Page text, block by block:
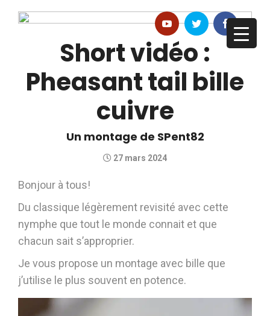
Short vidéo :
Pheasant tail bille
cuivre
Un montage de SPent82
27 mars 2024
Bonjour à tous!
Du classique légèrement revisité avec cette
nymphe que tout le monde connait et que
chacun sait s’approprier.
Je vous propose un montage avec bille que
j’utilise le plus souvent en potence.